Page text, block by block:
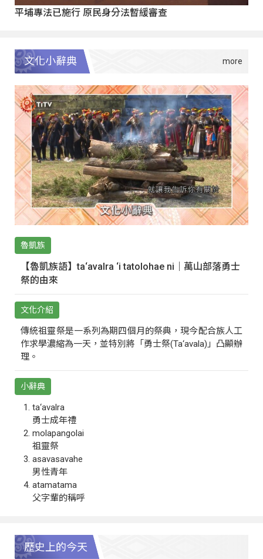
平埔專法已施行 原民身分法暫緩審查
文化小辭典
魯凱族
【魯凱族語】ta‘avalra ‘i tatolohae ni｜萬山部落勇士
祭的由來
文化介紹
傳統祖靈祭是一系列為期四個月的祭典，現今配合族人工
作求學濃縮為一天，並特別將「勇士祭(Ta‘avala)」凸顯辦
理。
小辭典
ta‘avalra
勇士成年禮
molapangolai
祖靈祭
asavasavahe
男性青年
atamatama
父字輩的稱呼
歷史上的今天